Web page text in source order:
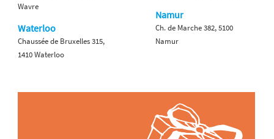
Wavre
Waterloo
Chaussée de Bruxelles 315,
1410 Waterloo
Namur
Ch. de Marche 382, 5100
Namur